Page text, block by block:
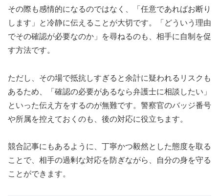
その際も感情的になるのではなく、「任意であればお断り
します」と冷静に伝えることが大切です。「どういう理由
でその確認が必要なのか」を尋ねるのも、相手に自制を促
す方法です。
ただし、その場で抵抗しすぎると余計に疑われるリスクも
あるため、「確認の必要があるなら弁護士に相談したい」
といった伝え方をするのが無難です。警察官のバッジ番号
や所属を控えておくのも、後の対応に役立ちます。
競合記事にもあるように、丁寧かつ毅然とした態度を取る
ことで、相手の過剰な対応を防ぎながら、自分の身を守る
ことができます。